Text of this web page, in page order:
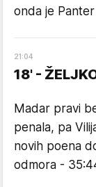
onda je
21:04
18' -
Madar pravi
penala, pa
novih poena
odmora -